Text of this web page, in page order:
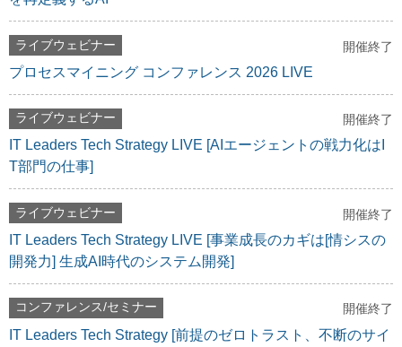
ライブウェビナー 開催終了
プロセスマイニング コンファレンス 2026 LIVE
ライブウェビナー 開催終了
IT Leaders Tech Strategy LIVE [AIエージェントの戦力化はI
T部門の仕事]
ライブウェビナー 開催終了
IT Leaders Tech Strategy LIVE [事業成長のカギは[情シスの
開発力] 生成AI時代のシステム開発]
コンファレンス/セミナー 開催終了
IT Leaders Tech Strategy [前提のゼロトラスト、不断のサイ